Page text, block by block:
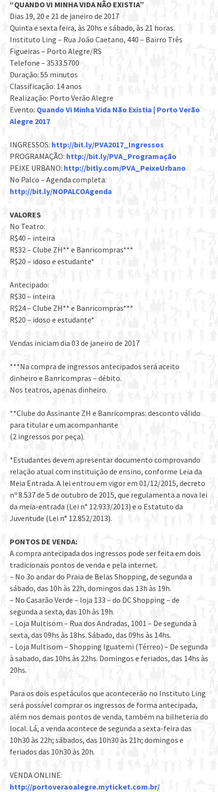
“QUANDO VI MINHA VIDA NÃO EXISTIA”
Dias 19, 20 e 21 de janeiro de 2017
Quinta e sexta feira, às 20hs e sábado, às 21 horas.
Instituto Ling – Rua João Caetano, 440 – Bairro Três
Figueiras – Porto Alegre/RS
Telefone – 3533.5700
Duração: 55 minutos
Classificação: 14 anos
Realização: Porto Verão Alegre
Evento: Quando Vi Minha Vida Não Existia | Porto Verão
Alegre 2017
INGRESSOS: http://bit.ly/PVA2017_Ingressos
PROGRAMAÇÃO: http://bit.ly/PVA_Programação
PEIXE URBANO: http://bitly.com/PVA_PeixeUrbano
No Palco – Agenda completa:
http://bit.ly/NOPALCOAgenda
VALORES
No Teatro:
R$40 – inteira
R$32 – Clube ZH** e Banricompras***
R$20 – idoso e estudante*
Antecipado:
R$30 – inteira
R$24 – Clube ZH** e Banricompras***
R$20 – idoso e estudante*
Vendas iniciam dia 03 de janeiro de 2017
***Na compra de ingressos antecipados será aceito
dinheiro e Banricompras – débito.
Nos teatros, apenas dinheiro.
**Clube do Assinante ZH e Banricompras: desconto válido
para titular e um acompanhante
(2 ingressos por peça).
*Estudantes devem apresentar documento comprovando
relação atual com instituição de ensino, conforme Leia da
Meia Entrada. A lei entrou em vigor em 01/12/2015, decreto
nº 8.537 de 5 de outubro de 2015, que regulamenta a nova lei
da meia-entrada (Lei n° 12.933/2013) e o Estatuto da
Juventude (Lei n° 12.852/2013).
PONTOS DE VENDA:
A compra antecipada dos ingressos pode ser feita em dois
tradicionais pontos de venda e pela internet.
– No 3o andar do Praia de Belas Shopping, de segunda a
sábado, das 10h às 22h, domingos das 13h às 19h.
– No Casarão Verde – loja 133 – do DC Shopping – de
segunda a sexta, das 10h às 19h.
– Loja Multisom – Rua dos Andradas, 1001 – De segunda à
sexta, das 09hs às 18hs. Sábado, das 09hs às 14hs.
– Loja Multisom – Shopping Iguatemi (Térreo) – De segunda
à sabado, das 10hs às 22hs. Domingos e feriados, das 14hs às
20hs.
Para os dois espetáculos que acontecerão no Instituto Ling
será possível comprar os ingressos de forma antecipada,
além nos demais pontos de venda, também na bilheteria do
local. Lá, a venda acontece de segunda a sexta-feira das
10h30 às 22h; sábados, das 10h30 às 21h; domingos e
feriados das 10h30 às 20h.
VENDA ONLINE:
http://portoveraoalegre.myticket.com.br/